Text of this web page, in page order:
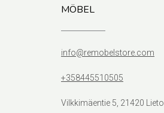
MÖBEL
info@remobelstore.com
+358445510505
Vilkkimäentie 5, 21420 Lieto